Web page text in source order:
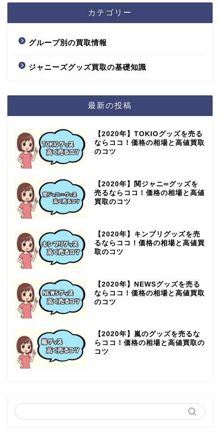
カテゴリー
グループ別の買取情報
ジャニーズグッズ買取の基礎知識
最新の投稿
【2020年】TOKIOグッズを売る
ならココ！価格の相場と高値買取
のコツ
【2020年】関ジャニ∞グッズを
売るならココ！価格の相場と高値
買取のコツ
【2020年】キンプリグッズを売
るならココ！価格の相場と高値買
取のコツ
【2020年】NEWSグッズを売る
ならココ！価格の相場と高値買取
のコツ
【2020年】嵐のグッズを売るな
らココ！価格の相場と高値買取の
コツ